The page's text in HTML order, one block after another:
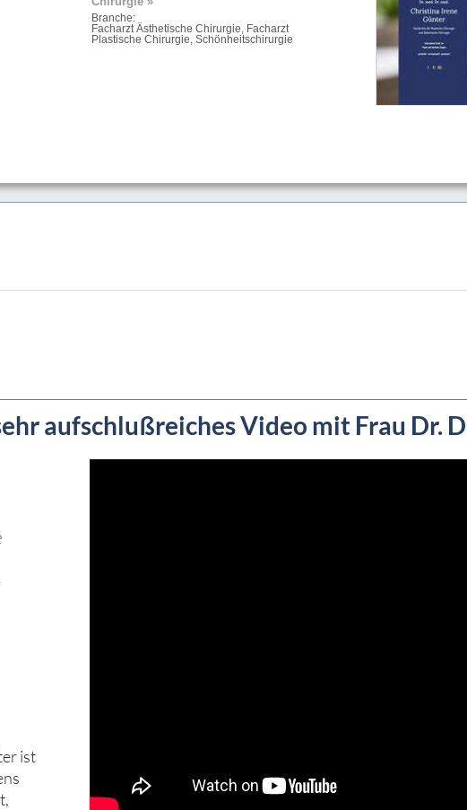
Branche:
Facharzt Ästhetische Chirurgie, Facharzt
Plastische Chirurgie, Schönheitschirurgie
aufschlußreiches Video mit Frau Dr.
ist